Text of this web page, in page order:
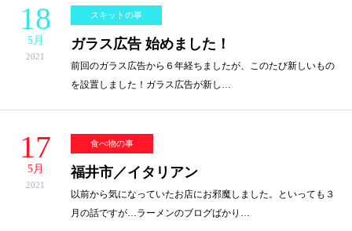
18
5月
2021
スキットの事
ガラス広告 始めました！
前回のガラス広告から６年経ちましたが、このたび新しいもの
を設置しました！ガラス広告が新し…
17
5月
2021
食べ物の事
福井市／イタリアン
以前から気になっていたお店にお邪魔しました。といっても３
月の話ですが…ラーメンのブログばかり…